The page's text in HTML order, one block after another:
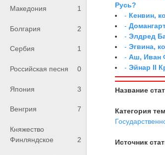
Македония 1
Болгария 2
Сербия 1
Российская песня 0
Япония 3
Венгрия 7
Княжество
Финляндское
2
Русь?
- Кенвин,
-
-Элдред
-Эгвина,
-Аш, Иван
-Эйнар II
Название
Категория
Источник